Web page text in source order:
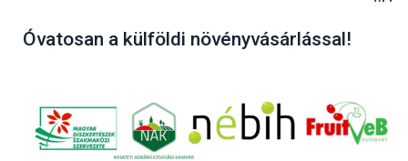
Óvatosan a külföldi növényvásárlással!